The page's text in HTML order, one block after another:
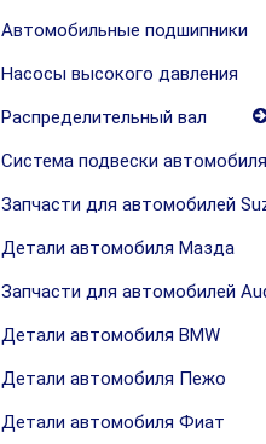
Автомобильные подшипники
Насосы высокого давления
Распределительный вал
Система подвески автомобиля
Запчасти для автомобилей
Детали автомобиля Мазда
Запчасти для автомобилей
Детали автомобиля BMW
Детали автомобиля Пежо
Детали автомобиля Фиат